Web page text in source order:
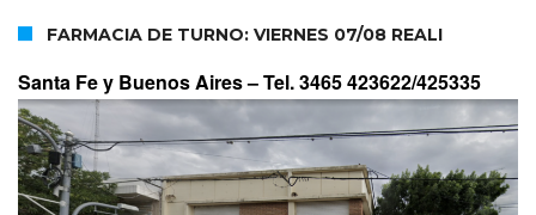
FARMACIA DE TURNO: VIERNES 07/08 REALI
Santa Fe y Buenos Aires –Tel. 3465 423622/425335